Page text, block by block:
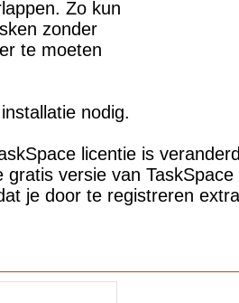
Zo kun
zonder
te moeten
nodig.
licentie is
gratis versie van
je door te registreren